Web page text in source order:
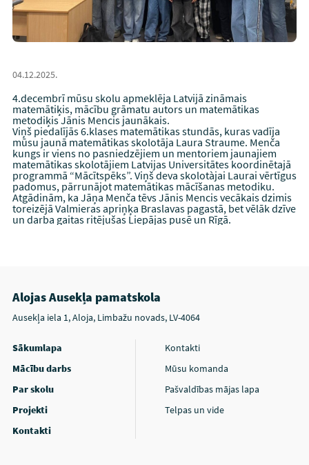
04.12.2025.
4.decembrī mūsu skolu apmeklēja Latvijā zināmais
matemātiķis, mācību grāmatu autors un matemātikas
metodiķis Jānis Mencis jaunākais.
Viņš piedalījās 6.klases matemātikas stundās, kuras vadīja
mūsu jaunā matemātikas skolotāja Laura Straume. Menča
kungs ir viens no pasniedzējiem un mentoriem jaunajiem
matemātikas skolotājiem Latvijas Universitātes koordinētajā
programmā “Mācītspēks”. Viņš deva skolotàjai Laurai vērtīgus
padomus, pārrunājot matemātikas mācīšanas metodiku.
Atgādinām, ka Jāņa Menča tēvs Jānis Mencis vecākais dzimis
toreizējā Valmieras apriņķa Braslavas pagastā, bet vēlāk dzīve
un darba gaitas ritējušas Liepājas pusē un Rīgā.
Alojas Ausekļa pamatskola
Ausekļa iela 1, Aloja, Limbažu novads, LV-4064
Sākumlapa
Mācību darbs
Par skolu
Projekti
Kontakti
Kontakti
Mūsu komanda
Pašvaldības mājas lapa
Telpas un vide